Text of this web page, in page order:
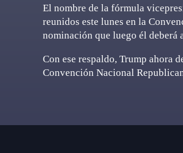
El nombre de la fórmula
reunidos este lunes en la
nominación que luego él deberá
Con ese respaldo, Trump ahora
Convención Nacional